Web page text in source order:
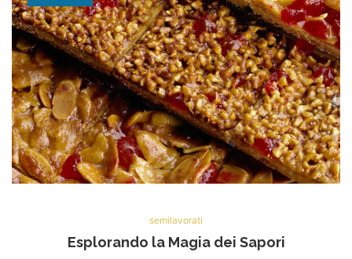
semilavorati
Esplorando la Magia dei Sapori